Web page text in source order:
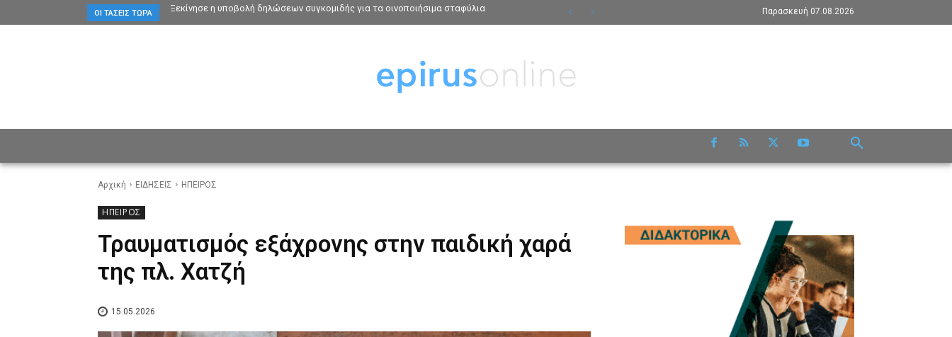
ΟΙ ΤΆΣΕΙΣ ΤΏΡΑ Ξεκίνησε η υποβολή δηλώσεων συγκομιδής για τα οινοποιήσιμα σταφύλια Παρασκευή 07.08.2026
Αρχική ΕΙΔΗΣΕΙΣ ΗΠΕΙΡΟΣ
ΗΠΕΙΡΟΣ
Τραυματισμός εξάχρονης στην παιδική χαρά
της πλ. Χατζή
15.05.2026